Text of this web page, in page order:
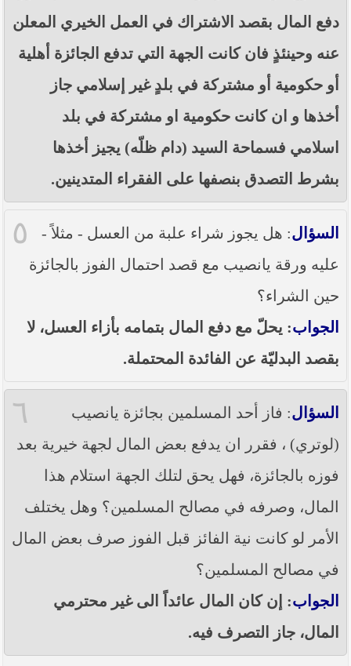
دفع المال بقصد الاشتراك في العمل الخيري المعلن
عنه وحينئذٍ فان كانت الجهة التي تدفع الجائزة أهلية
أو حكومية أو مشتركة في بلدٍ غير إسلامي جاز
أخذها و ان كانت حكومية او مشتركة في بلد
اسلامي فسماحة السيد (دام ظلّه) يجيز أخذها
بشرط التصدق بنصفها على الفقراء المتدينين.
٥ السؤال: هل يجوز شراء علبة من العسل - مثلاً -
عليه ورقة يانصيب مع قصد احتمال الفوز بالجائزة
حين الشراء؟
الجواب: يحلّ مع دفع المال بتمامه بأزاء العسل، لا
بقصد البدليّة عن الفائدة المحتملة.
٦ السؤال: فاز أحد المسلمين بجائزة يانصيب
(لوتري) ، فقرر ان يدفع بعض المال لجهة خيرية بعد
فوزه بالجائزة، فهل يحق لتلك الجهة استلام هذا
المال، وصرفه في مصالح المسلمين؟ وهل يختلف
الأمر لو كانت نية الفائز قبل الفوز صرف بعض المال
في مصالح المسلمين؟
الجواب: إن كان المال عائداً الى غير محترمي
المال، جاز التصرف فيه.